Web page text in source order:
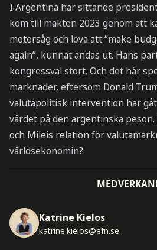
I Argentina har sittande
kom till makten 2023 genom att
motorsåg och lova att “make
again”, kunnat andas ut. Hans
kongressval stort. Och det här
marknader, eftersom Donald
valutapolitisk intervention har
värdet på den argentinska
och Mileis relation för
världsekonomin?
Katrine Kielos
katrine.kielos@efn.se